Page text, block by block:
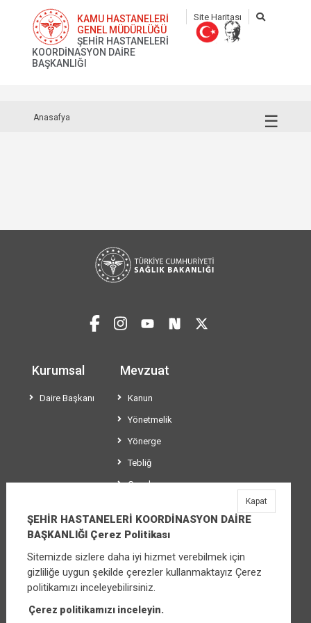
KAMU HASTANELERİ
GENEL MÜDÜRLÜĞÜ
ŞEHİR HASTANELERİ
KOORDİNASYON DAİRE
BAŞKANLIĞI
Site Haritası
☰
Anasafya
Kurumsal
Daire Başkanı
Mevzuat
Kanun
Yönetmelik
Yönerge
Tebliğ
Genelge
ŞEHİR HASTANELERİ KOORDİNASYON DAİRE
BAŞKANLIĞI
Üniversiteler Mahallesi Şehit Mehmet Bayraktar
Caddesi No:3 Çankaya/Ankara
ŞEHİR HASTANELERİ KOORDİNASYON DAİRE
BAŞKANLIĞI Çerez Politikası
Sitemizde sizlere daha iyi hizmet verebilmek için
gizliliğe uygun şekilde çerezler kullanmaktayız Çerez
politikamızı inceleyebilirsiniz.
Çerez politikamızı inceleyin.
Kapat